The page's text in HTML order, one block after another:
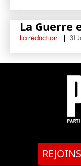
La Guerre
La rédaction 31